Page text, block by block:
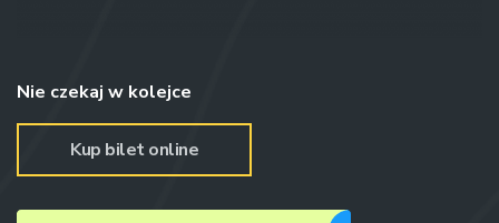
Nie czekaj w kolejce
Kup bilet online